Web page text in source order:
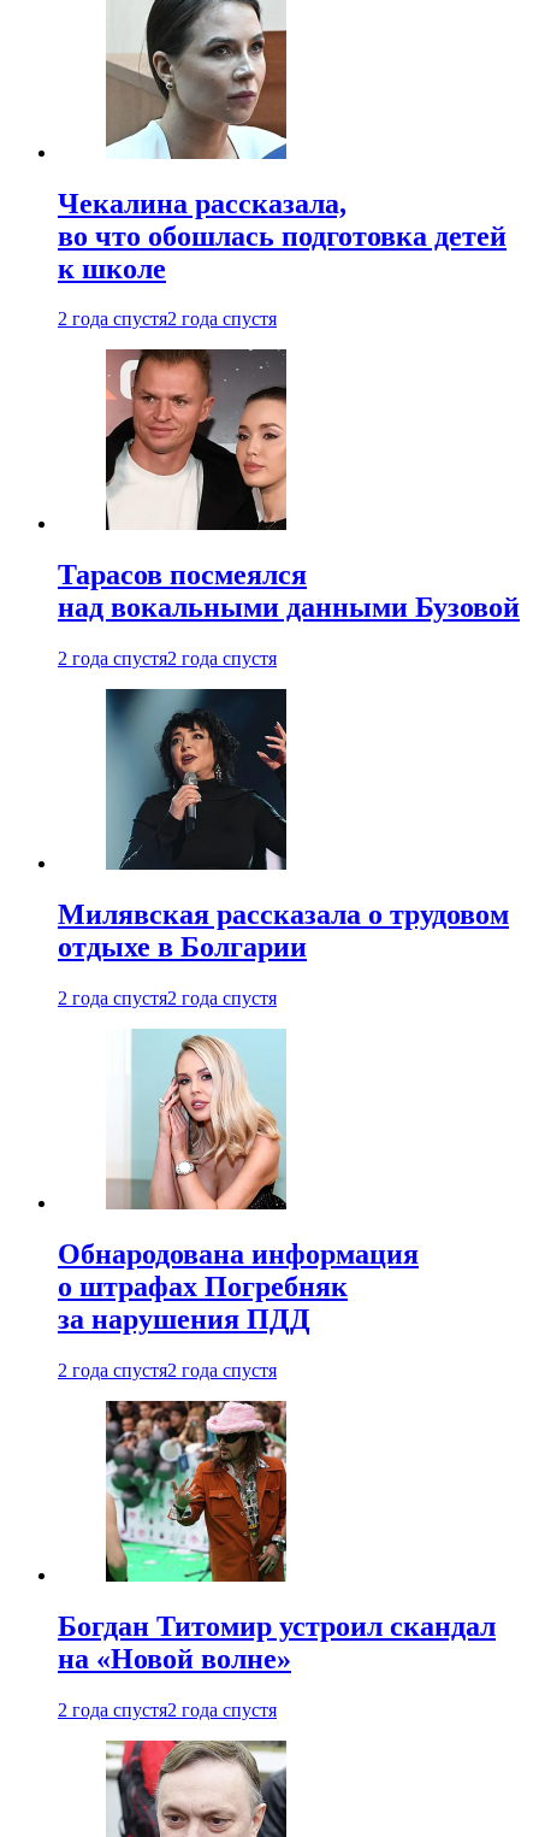
Чекалина рассказала,
во что обошлась подготовка детей
к школе
2 года спустя2 года спустя
Тарасов посмеялся
над вокальными данными Бузовой
2 года спустя2 года спустя
Милявская рассказала о трудовом
отдыхе в Болгарии
2 года спустя2 года спустя
Обнародована информация
о штрафах Погребняк
за нарушения ПДД
2 года спустя2 года спустя
Богдан Титомир устроил скандал
на «Новой волне»
2 года спустя2 года спустя